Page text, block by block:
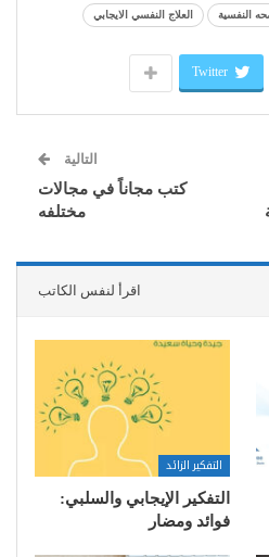
النفسية العلاج النفسي الايجابي
Twitter
التالية
كتب مجاناً في مجالات
مختلفه
اقرأ لنفس الكاتب
التفكير الزائد
التفكير الإيجابي والسلبي:
فوائد ومضار